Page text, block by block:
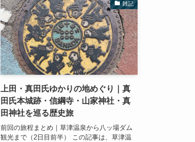
雑記
上田・真田氏ゆかりの地めぐり｜真
田氏本城跡・信綱寺・山家神社・真
田神社を巡る歴史旅
前回の旅程まとめ｜草津温泉から八ッ場ダム
観光まで（2日目前半） この記事は、草津温